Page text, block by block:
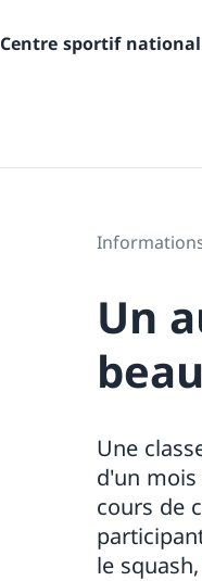
Centre sportif
Un
Une
d'un
cours de
le